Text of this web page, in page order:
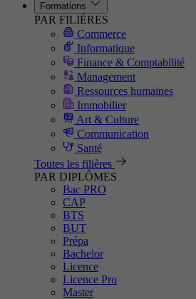
Formations
PAR FILIÈRES
Commerce
Informatique
Finance & Comptabilité
Management
Ressources humaines
Immobilier
Art & Culture
Communication
Santé
Toutes les filières
PAR DIPLÔMES
Bac PRO
CAP
BTS
BUT
Prépa
Bachelor
Licence
Licence Pro
Master